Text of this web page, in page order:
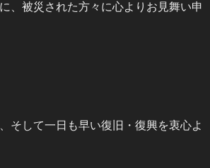
、被災された方々に心よりお見舞い申
そして一日も早い復旧・復興を衷心よ